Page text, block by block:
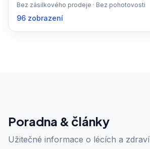
Bez zásilkového prodeje · Bez pohotovosti
96 zobrazení
Poradna & články
Užitečné informace o lécích a zdraví